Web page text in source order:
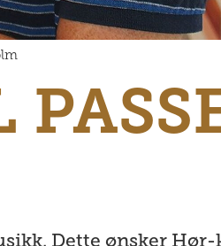
Dette ønsker Hør-